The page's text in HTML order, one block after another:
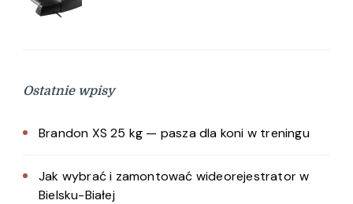
Ostatnie wpisy
Brandon XS 25 kg — pasza dla koni w treningu
Jak wybrać i zamontować wideorejestrator w
Bielsku-Białej